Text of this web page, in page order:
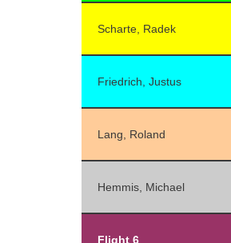
Scharte, Radek
Friedrich, Justus
Lang, Roland
Hemmis, Michael
Flight 6